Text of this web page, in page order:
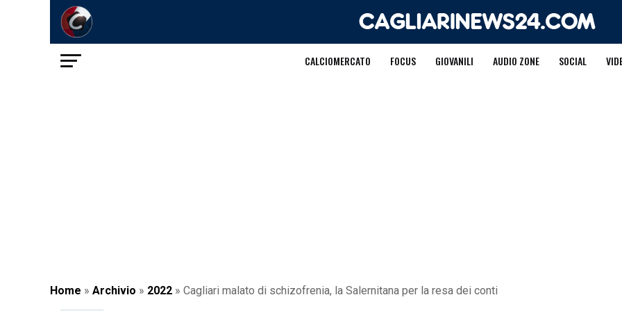
CALCIOMERCATO FOCUS GIOVANILI AUDIO ZONE SOCIAL
Home » Archivio » 2022 » Cagliari malato di schizofrenia, la Salernitana per la resa dei conti